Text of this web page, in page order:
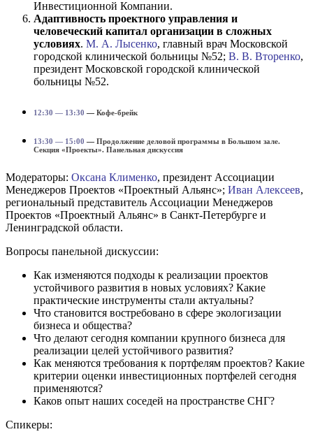
Инвестиционной Компании.
Адаптивность проектного управления и
человеческий капитал организации в сложных
условиях. М. А. Лысенко, главный врач Московской
городской клинической больницы №52; В. В. Вторенко,
президент Московской городской клинической
больницы №52.
12:30 — 13:30 — Кофе-брейк
13:30 — 15:00 — Продолжение деловой программы в Большом зале.
Секция «Проекты». Панельная дискуссия
Модераторы: Оксана Клименко, президент Ассоциации
Менеджеров Проектов «Проектный Альянс»; Иван Алексеев,
региональный представитель Ассоциации Менеджеров
Проектов «Проектный Альянс» в Санкт-Петербурге и
Ленинградской области.
Вопросы панельной дискуссии:
Как изменяются подходы к реализации проектов
устойчивого развития в новых условиях? Какие
практические инструменты стали актуальны?
Что становится востребовано в сфере экологизации
бизнеса и общества?
Что делают сегодня компании крупного бизнеса для
реализации целей устойчивого развития?
Как меняются требования к портфелям проектов? Какие
критерии оценки инвестиционных портфелей сегодня
применяются?
Каков опыт наших соседей на пространстве СНГ?
Спикеры: